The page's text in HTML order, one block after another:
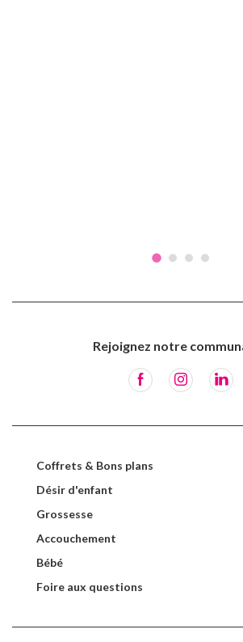
Rejoignez notre
Coffrets & Bons plans
Désir d'enfant
Grossesse
Accouchement
Bébé
Foire aux questions